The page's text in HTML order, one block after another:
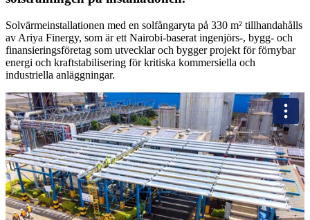
Solvärmeinstallationen med en solfångaryta på 330 m² tillhandahålls
av Ariya Finergy, som är ett Nairobi-baserat ingenjörs-, bygg- och
finansieringsföretag som utvecklar och bygger projekt för förnybar
energi och kraftstabilisering för kritiska kommersiella och
industriella anläggningar.